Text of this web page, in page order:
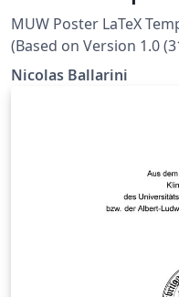
MUW Poster LaTeX
(Based on Version 1.0
Portrait Poster License:
Nicolas Ballarini